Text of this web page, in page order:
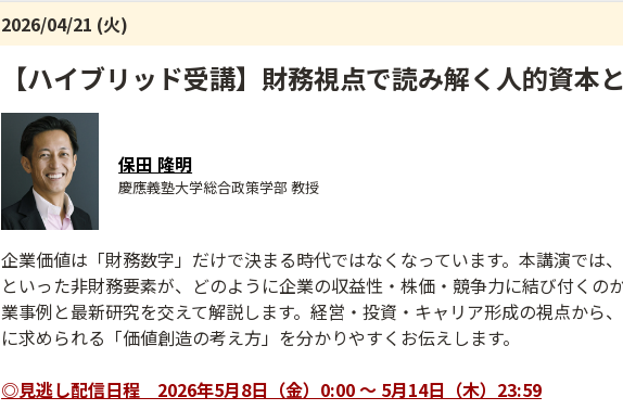
2026/04/21 (火)
【ハイブリッド受講】財務視点で読み解く人的資本
保田 隆明
慶應義塾大学総合政策学部 教授
企業価値は「財務数字」だけで決まる時代ではなくなっています。本講演では
といった非財務要素が、どのように企業の収益性・株価・競争力に結び付くの
業事例と最新研究を交えて解説します。経営・投資・キャリア形成の視点から
に求められる「価値創造の考え方」を分かりやすくお伝えします。
◎見逃し配信日程 2026年5月8日（金）0:00 ～ 5月14日（木）23:59